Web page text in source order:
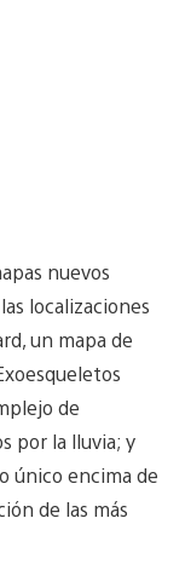
nuevos
localizaciones
un mapa de
de
por la lluvia; y
único encima de
de las más